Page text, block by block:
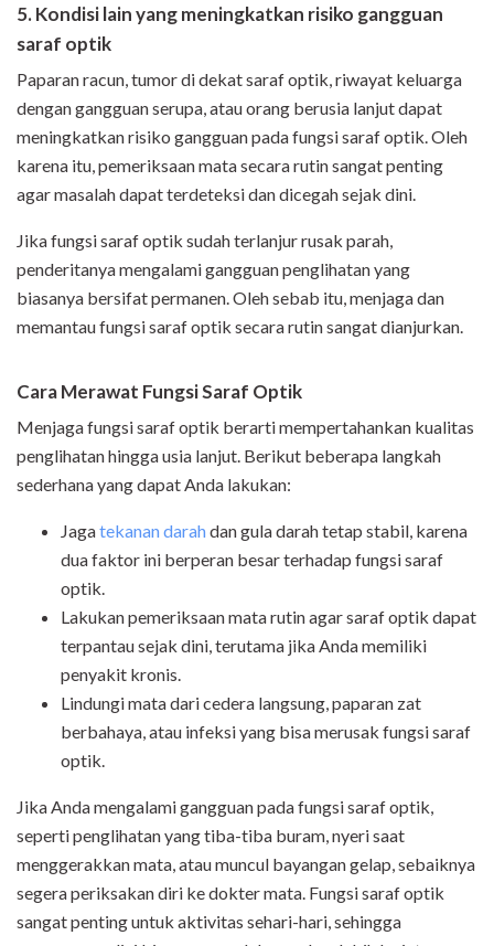
5. Kondisi lain yang meningkatkan risiko gangguan
saraf optik
Paparan racun, tumor di dekat saraf optik, riwayat keluarga
dengan gangguan serupa, atau orang berusia lanjut dapat
meningkatkan risiko gangguan pada fungsi saraf optik. Oleh
karena itu, pemeriksaan mata secara rutin sangat penting
agar masalah dapat terdeteksi dan dicegah sejak dini.
Jika fungsi saraf optik sudah terlanjur rusak parah,
penderitanya mengalami gangguan penglihatan yang
biasanya bersifat permanen. Oleh sebab itu, menjaga dan
memantau fungsi saraf optik secara rutin sangat dianjurkan.
Cara Merawat Fungsi Saraf Optik
Menjaga fungsi saraf optik berarti mempertahankan kualitas
penglihatan hingga usia lanjut. Berikut beberapa langkah
sederhana yang dapat Anda lakukan:
Jagatekanan darahdan gula darah tetap stabil, karena
dua faktor ini berperan besar terhadap fungsi saraf
optik.
Lakukan pemeriksaan mata rutin agar saraf optik dapat
terpantau sejak dini, terutama jika Anda memiliki
penyakit kronis.
Lindungi mata dari cedera langsung, paparan zat
berbahaya, atau infeksi yang bisa merusak fungsi saraf
optik.
Jika Anda mengalami gangguan pada fungsi saraf optik,
seperti penglihatan yang tiba-tiba buram, nyeri saat
menggerakkan mata, atau muncul bayangan gelap, sebaiknya
segera periksakan diri ke dokter mata. Fungsi saraf optik
sangat penting untuk aktivitas sehari-hari, sehingga